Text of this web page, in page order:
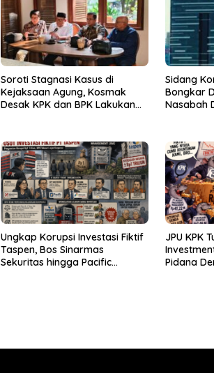
Soroti Stagnasi Kasus di
Kejaksaan Agung, Kosmak
Desak KPK dan BPK Lakukan
Sidang
Bongkar
Nasabah
Ungkap Korupsi Investasi Fiktif
Taspen, Bos Sinarmas
Sekuritas hingga Pacific
JPU KPK
Pidana